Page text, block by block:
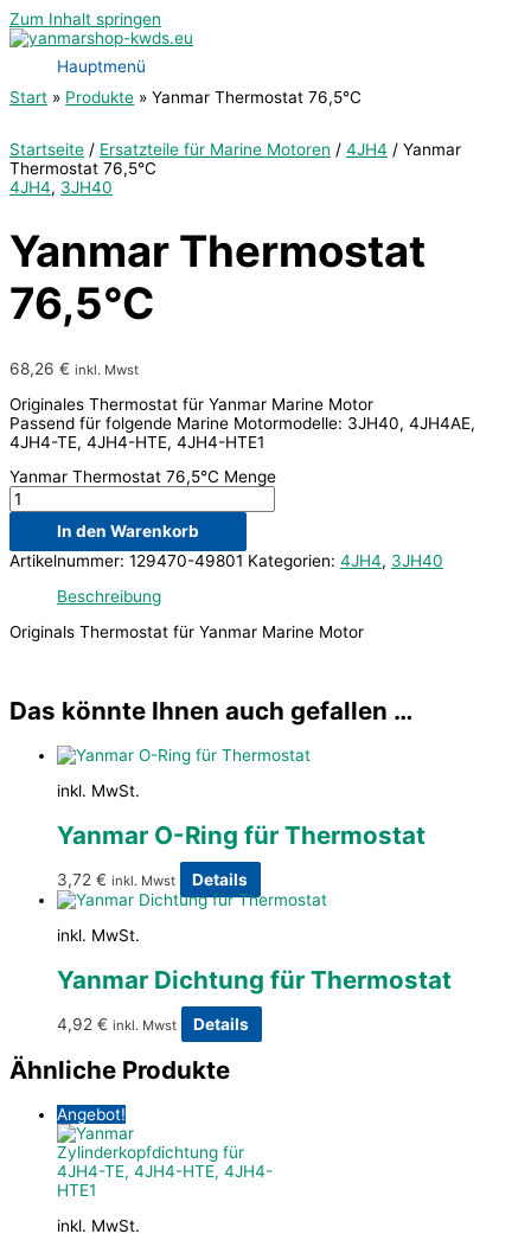
Zum Inhalt springen
Hauptmenü
Start
Produkte Yanmar Thermostat 76,5°C
Startseite / Ersatzteile für Marine Motoren / 4JH4 / Yanmar
Thermostat 76,5°C
4JH4, 3JH40
Yanmar Thermostat
76,5°C
68,26 € inkl. Mwst
Originales Thermostat für Yanmar Marine Motor
Passend für folgende Marine Motormodelle: 3JH40, 4JH4AE,
4JH4-TE, 4JH4-HTE, 4JH4-HTE1
Yanmar Thermostat 76,5°C Menge
In den Warenkorb
Artikelnummer: 129470-49801 Kategorien: 4JH4, 3JH40
Beschreibung
Originals Thermostat für Yanmar Marine Motor
Das könnte Ihnen auch gefallen …
inkl. MwSt.
Yanmar O-Ring für Thermostat
3,72 € inkl. Mwst Details
inkl. MwSt.
Yanmar Dichtung für Thermostat
4,92 € inkl. Mwst Details
Ähnliche Produkte
Angebot!
inkl. MwSt.